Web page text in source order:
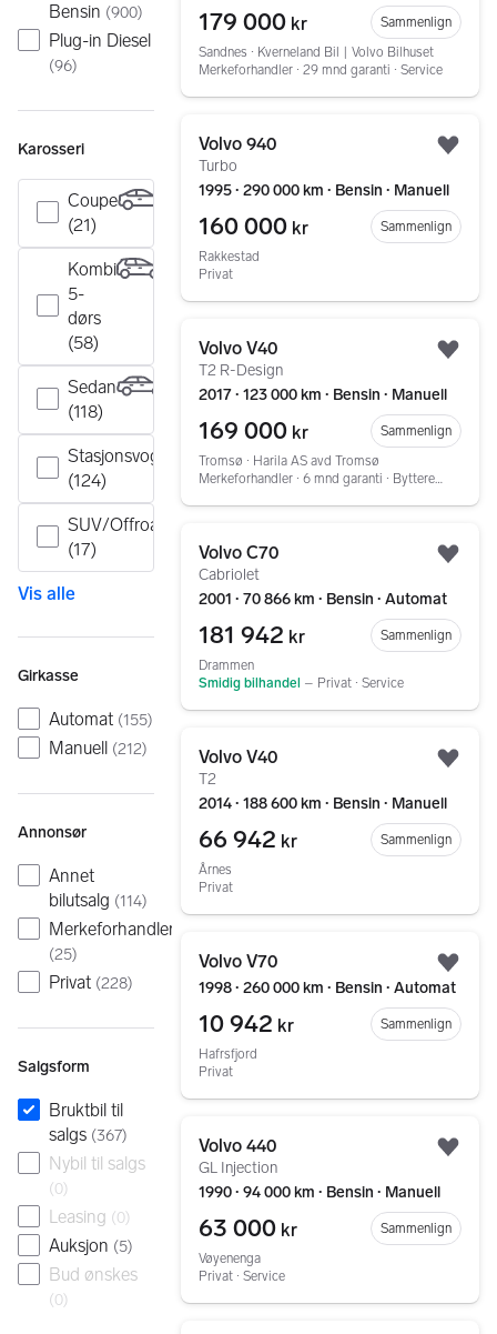
Bensin (900)
Plug-in Diesel
(96)
Karosseri
Coupe
(21)
Kombi
5-
dørs
(58)
Sedan
(118)
Stasjonsvogn
(124)
SUV/Offroad
(17)
Vis alle
Girkasse
Automat (155)
Manuell (212)
Annonsør
Annet
bilutsalg (114)
Merkeforhandler
(25)
Privat (228)
Salgsform
Bruktbil til
salgs (367)
Nybil til salgs
(0)
Leasing (0)
Auksjon (5)
Bud ønskes
(0)
179 000 kr
Sammenlign
Sandnes ∙ Kverneland Bil | Volvo Bilhuset
Merkeforhandler ∙ 29 mnd garanti ∙ Service
Volvo 940
Turbo
1995 ∙ 290 000 km ∙ Bensin ∙ Manuell
160 000 kr
Sammenlign
Rakkestad
Privat
Volvo V40
T2 R-Design
2017 ∙ 123 000 km ∙ Bensin ∙ Manuell
169 000 kr
Sammenlign
Tromsø ∙ Harila AS avd Tromsø
Merkeforhandler ∙ 6 mnd garanti ∙ Bytterett ∙ Service ∙ Tilstandsrapport
Volvo C70
Cabriolet
2001 ∙ 70 866 km ∙ Bensin ∙ Automat
181 942 kr
Sammenlign
Drammen
Smidig bilhandel – Privat ∙ Service
Volvo V40
T2
2014 ∙ 188 600 km ∙ Bensin ∙ Manuell
66 942 kr
Sammenlign
Årnes
Privat
Volvo V70
1998 ∙ 260 000 km ∙ Bensin ∙ Automat
10 942 kr
Sammenlign
Hafrsfjord
Privat
Volvo 440
GL Injection
1990 ∙ 94 000 km ∙ Bensin ∙ Manuell
63 000 kr
Sammenlign
Vøyenenga
Privat ∙ Service